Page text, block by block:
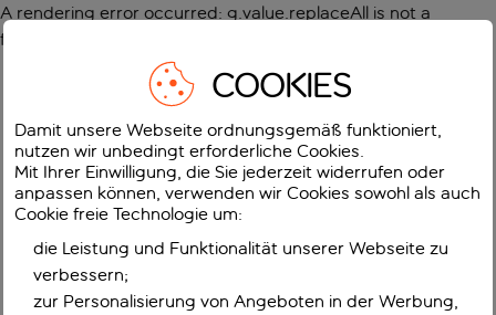
A rendering error occurred: g.value.replaceAll is not a
function
COOKIES
Damit unsere Webseite ordnungsgemäß funktioniert,
nutzen wir unbedingt erforderliche Cookies.
Mit Ihrer Einwilligung, die Sie jederzeit widerrufen oder
anpassen können, verwenden wir Cookies sowohl als auch
Cookie freie Technologie um:
die Leistung und Funktionalität unserer Webseite zu
verbessern;
zur Personalisierung von Angeboten in der Werbung,